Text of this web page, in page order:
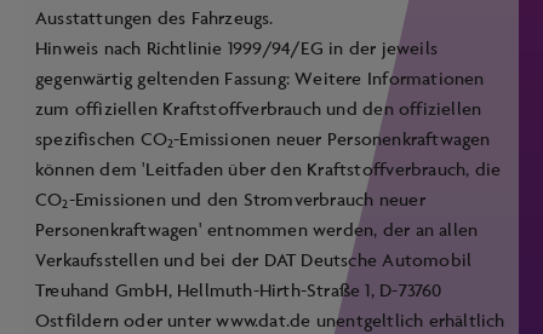
Ausstattungen des Fahrzeugs.
Hinweis nach Richtlinie 1999/94/EG in der jeweils
gegenwärtig geltenden Fassung: Weitere Informationen
zum offiziellen Kraftstoffverbrauch und den offiziellen
spezifischen CO2-Emissionen neuer Personenkraftwagen
können dem 'Leitfaden über den Kraftstoffverbrauch, die
CO2-Emissionen und den Stromverbrauch neuer
Personenkraftwagen' entnommen werden, der an allen
Verkaufsstellen und bei der DAT Deutsche Automobil
Treuhand GmbH, Hellmuth-Hirth-Straße 1, D-73760
Ostfildern oder unterwww.dat.de unentgeltlich erhältlich